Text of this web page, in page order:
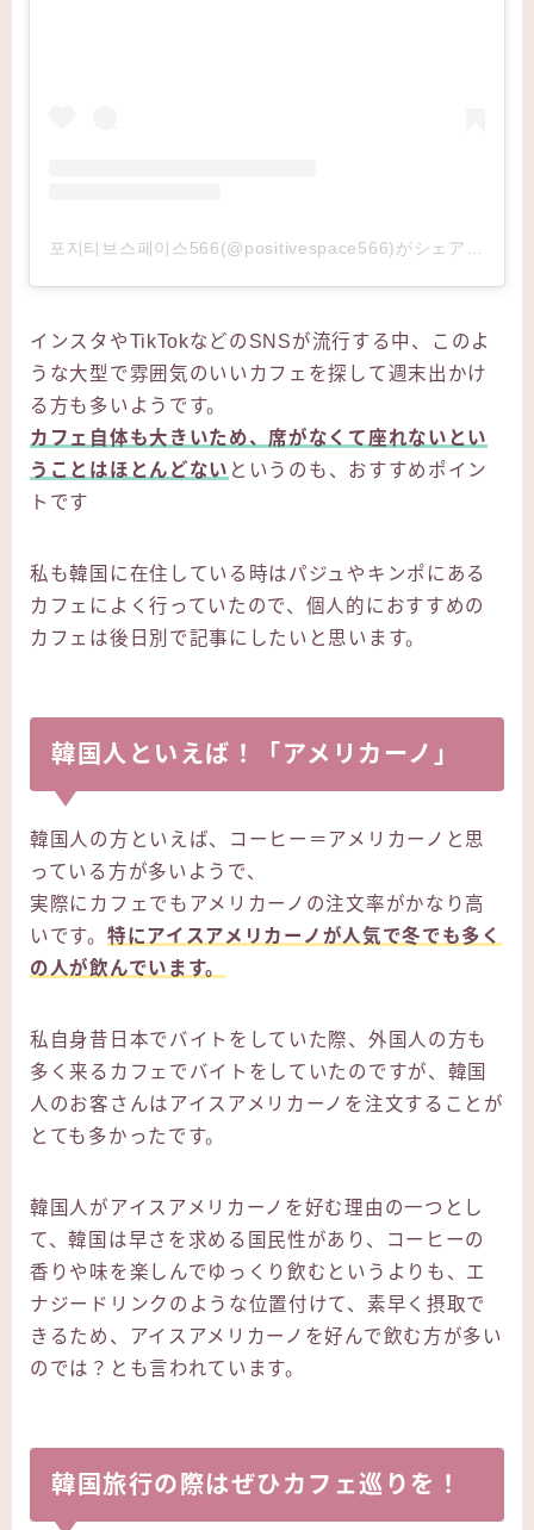
インスタやTikTokなどのSNSが流行する中、このよ
うな大型で雰囲気のいいカフェを探して週末出かけ
る方も多いようです。
カフェ自体も大きいため、席がなくて座れないとい
うことはほとんどない というのも、おすすめポイン
トです
私も韓国に在住している時はパジュやキンポにある
カフェによく行っていたので、個人的におすすめの
カフェは後日別で記事にしたいと思います。
韓国人といえば！「アメリカーノ」
韓国人の方といえば、コーヒー＝アメリカーノと思
っている方が多いようで、
実際にカフェでもアメリカーノの注文率がかなり高
いです。 特にアイスアメリカーノが人気で冬でも多く
の人が飲んでいます。
私自身昔日本でバイトをしていた際、外国人の方も
多く来るカフェでバイトをしていたのですが、韓国
人のお客さんはアイスアメリカーノを注文することが
とても多かったです。
韓国人がアイスアメリカーノを好む理由の一つとし
て、韓国は早さを求める国民性があり、コーヒーの
香りや味を楽しんでゆっくり飲むというよりも、エ
ナジードリンクのような位置付けて、素早く摂取で
きるため、アイスアメリカーノを好んで飲む方が多い
のでは？とも言われています。
韓国旅行の際はぜひカフェ巡りを！